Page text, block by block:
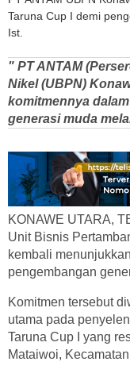
Taruna Cup I demi
Ist.
" PT ANTAM
Nikel (UBPN)
komitmennya
generasi muda
KONAWE UTARA,
Unit Bisnis
kembali
pengembangan
Komitmen tersebut
utama pada
Taruna Cup I yang
Mataiwoi,